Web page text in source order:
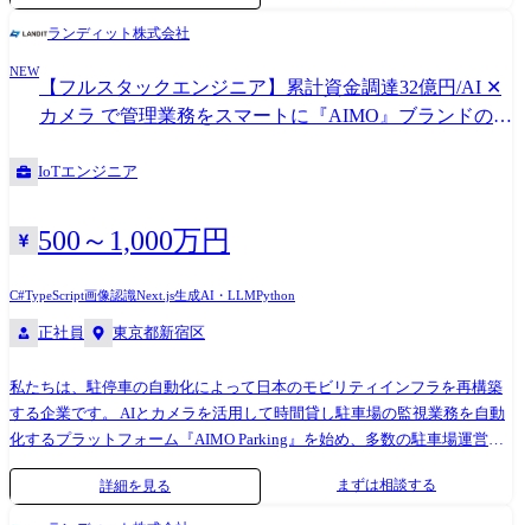
・チャット:Slack ・ナレッジツール:Notion ●業務内容 ・ベンダーチーム
と共同して新規機能開発と既存機能の改修 ・障害発生の監視と原因調査
・IoT と ソフトウェア を繋げる開発 ・ベンダー依存から内製化に向けた
化推進! ・バックエンドのアーキテクチャーのリファクタ ・IoT ✕ ソフト
業開発本部 / AIMO事業本部】ランディット流、強い開発チームの作り方
(https://www.wantedly.com/companies/company_7571953/post_articles/
先を辞退してランディットの社員になることを決意した理由。
(https://www.wantedly.com/companies/company_7571953/post_articles/
メントを全うするために日々取り組むこととは
(https://www.wantedly.com/companies/company_7571953/post_articles/
●サービスサイト AIMO: https://aimo-sys.com AIMO Parking: https://aimo-
sys.com/parking.html PARK FLOW: https://park-flow.jp SYNC PORT:
https://sync-port.com PARK STOCK: https://park-stock.com
ドバック ●社内との連携サポート
ランディット株式会社
NEW
【フルスタックエンジニア】累計資金調達32億円/AI ✕
カメラ で管理業務をスマートに『AIMO』ブランドの
IoTエンジニア
500～1,000万円
C#TypeScript画像認識Next.js生成AI・LLMPython
正社員 東京都新宿区
私たちは、駐停車の自動化によって日本のモビリティインフラを再構築
する企業です。 AIとカメラを活用して時間貸し駐車場の監視業務を自動
化するプラットフォーム『AIMO Parking』を始め、多数の駐車場運営事
業者様にご利用をいただきコインパーキング、商業施設、工場 など様々
な現場に導入をいただいています。 ランディット株式会社は、2021年の
創業から「at PORT」事業をはじめ、主に建設・工事業者に取引をしてい
詳細を見る まずは相談する